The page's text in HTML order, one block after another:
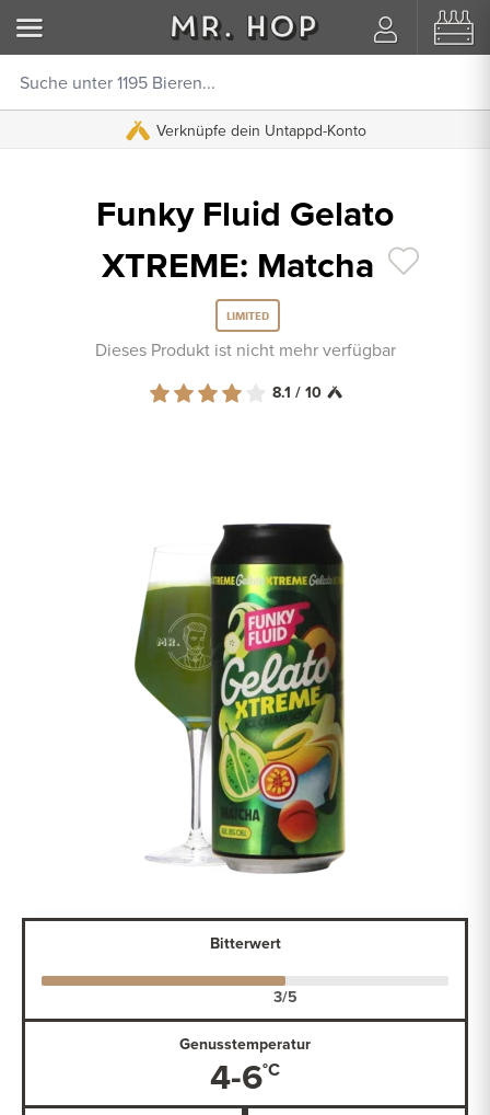
Verknüpfe dein Untappd-Konto
Funky Fluid Gelato
XTREME: Matcha
LIMITED
Dieses Produkt ist nicht mehr verfügbar
8.1 / 10
Bitterwert
Genusstemperatur
4-6